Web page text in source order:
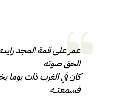
عمر على قمة المجد
الحق صوته
كان في الغرب ذات يوما
فسمعتـــه